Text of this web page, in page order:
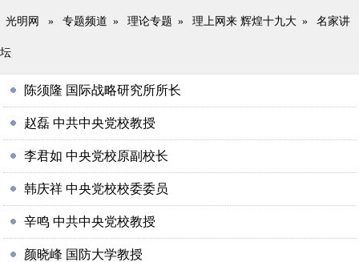
光明网 » 专题频道 » 理论专题 » 理上网来 辉煌十九大 » 名家讲
坛
陈须隆 国际战略研究所所长
赵磊 中共中央党校教授
李君如 中央党校原副校长
韩庆祥 中央党校校委委员
辛鸣 中共中央党校教授
颜晓峰 国防大学教授